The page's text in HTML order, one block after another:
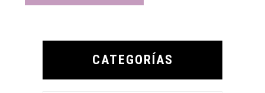
Primary
CATEGORÍAS